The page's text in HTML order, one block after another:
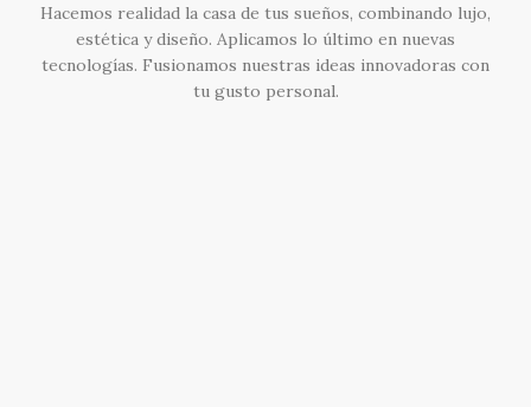
Hacemos realidad la casa de tus sueños, combinando lujo,
estética y diseño. Aplicamos lo último en nuevas
tecnologías. Fusionamos nuestras ideas innovadoras con
tu gusto personal.